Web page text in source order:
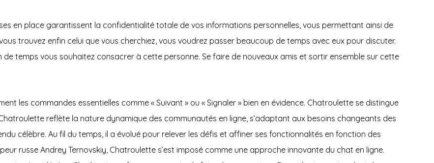
en place garantissent la confidentialité totale de vos informations personnelles, vous permettant ainsi de
trouvez enfin celui que vous cherchiez, vous voudrez passer beaucoup de temps avec eux pour discuter.
temps vous souhaitez consacrer à cette personne. Se faire de nouveaux amis et sortir ensemble sur cette
les commandes essentielles comme « Suivant » ou « Signaler » bien en évidence. Chatroulette se distingue
reflète la nature dynamique des communautés en ligne, s’adaptant aux besoins changeants des
célèbre. Au fil du temps, il a évolué pour relever les défis et affiner ses fonctionnalités en fonction des
russe Andrey Ternovskiy, Chatroulette s’est imposé comme une approche innovante du chat en ligne.